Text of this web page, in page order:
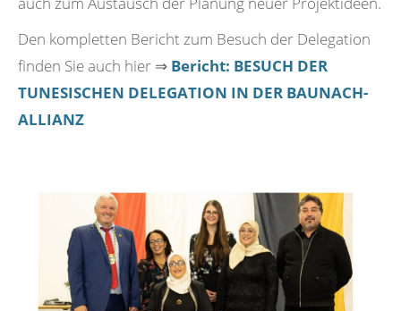
Den kompletten Bericht zum Besuch der Delegation
finden Sie auch hier ⇒ Bericht: BESUCH DER
TUNESISCHEN DELEGATION IN DER BAUNACH-
ALLIANZ